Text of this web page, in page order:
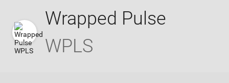
Wrapped Pulse
WPLS